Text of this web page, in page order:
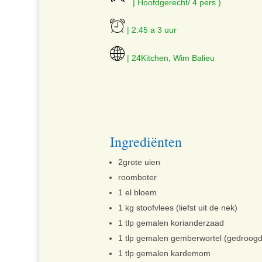
| Hoofdgerecht/ 4 pers )
| 2:45 a 3 uur
| 24Kitchen, Wim Balieu
Ingrediënten
2grote uien
roomboter
1el bloem
1 kg stoofvlees (liefst uit de nek)
1tlp gemalen korianderzaad
1 tlp gemalen gemberwortel
1 tlp gemalen kardemom